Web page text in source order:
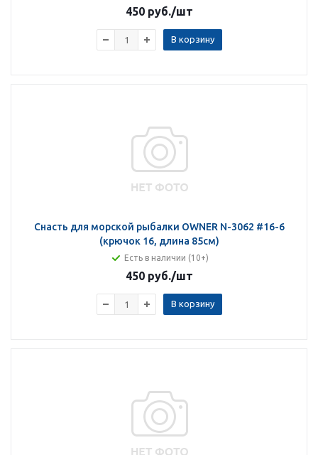
450 руб./шт
В корзину
Снасть для морской рыбалки OWNER N-3062 #16-6
(крючок 16, длина 85см)
Есть в наличии (10+)
450 руб./шт
В корзину